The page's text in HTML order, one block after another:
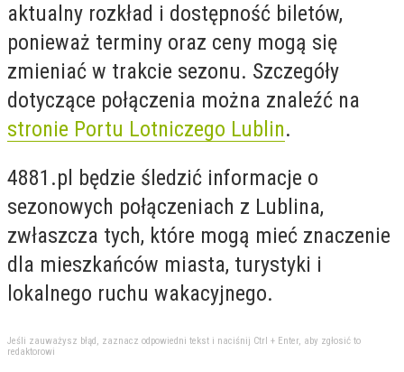
aktualny rozkład i dostępność biletów,
ponieważ terminy oraz ceny mogą się
zmieniać w trakcie sezonu. Szczegóły
dotyczące połączenia można znaleźć na
stronie Portu Lotniczego Lublin.
4881.pl będzie śledzić informacje o
sezonowych połączeniach z Lublina,
zwłaszcza tych, które mogą mieć znaczenie
dla mieszkańców miasta, turystyki i
lokalnego ruchu wakacyjnego.
Jeśli zauważysz błąd, zaznacz odpowiedni tekst i naciśnij Ctrl + Enter, aby zgłosić to
redaktorowi